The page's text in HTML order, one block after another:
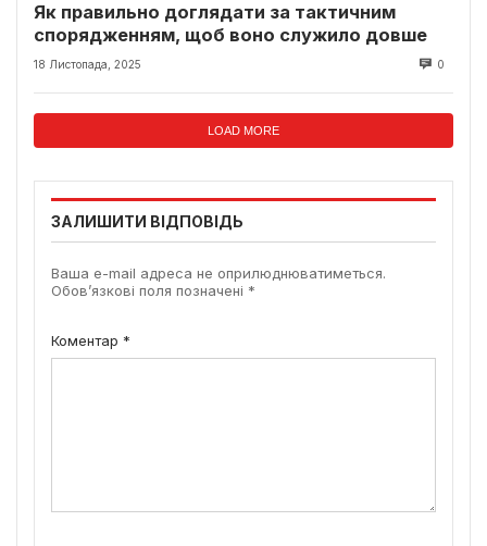
Як правильно доглядати за тактичним
спорядженням, щоб воно служило довше
18 Листопада, 2025 0
LOAD MORE
ЗАЛИШИТИ ВІДПОВІДЬ
Ваша e-mail адреса не оприлюднюватиметься.
Обов’язкові поля позначені *
Коментар *